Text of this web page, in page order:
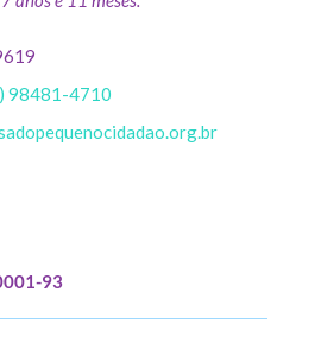
98481-4710
93